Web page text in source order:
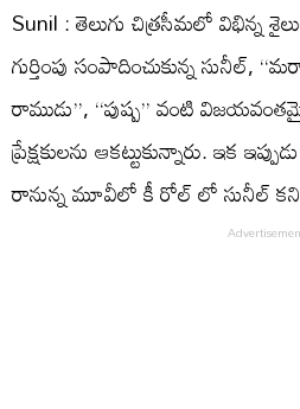
Sunil : తెలుగు చిత్రసీమలో విభిన్న
గుర్తింపు సంపాదించుకున్న సునీల్,
రాముడు”, ‘‘పుష్ప” వంటి
ప్రేక్షకులను ఆకట్టుకున్నారు. ఇక
రానున్న మూవీలో కీ రోల్ లో సునీల్